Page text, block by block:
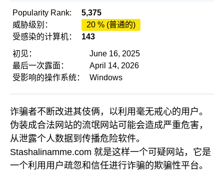
Popularity Rank:
5,375
威胁级别：
20 % (普通的)
受感染的计算机：
143
初见：
June 16, 2025
最后一次露面：
April 14, 2026
受影响的操作系统：
Windows
诈骗者不断改进其伎俩，以利用毫无戒心的用户。
伪装成合法网站的流氓网站可能会造成严重危害，
从泄露个人数据到传播危险软件。
Stashalinamme.com 就是这样一个可疑网站，它是
一个利用用户疏忽和信任进行诈骗的欺骗性平台。